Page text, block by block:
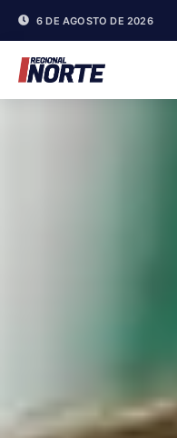
6 DE AGOSTO DE 2026